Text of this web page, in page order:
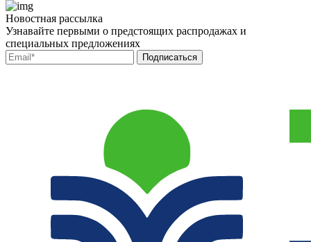
Новостная рассылка
Узнавайте первыми о предстоящих распродажах и
специальных предложениях